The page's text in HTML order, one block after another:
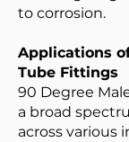
to corrosion.
Applications
Tube Fittings
90 Degree
a broad
across various